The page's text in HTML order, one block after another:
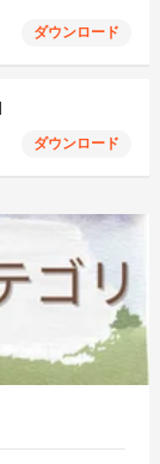
ダウンロード
ダウンロード